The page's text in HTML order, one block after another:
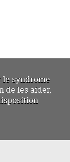
le syndrome
de les aider,